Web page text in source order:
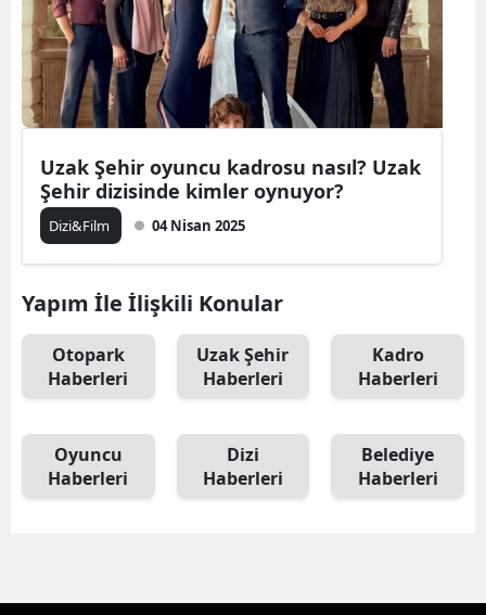
Uzak Şehir oyuncu kadrosu nasıl? Uzak
Şehir dizisinde kimler oynuyor?
Dizi&Film 04 Nisan 2025
Yapım İle İlişkili Konular
Otopark
Haberleri
Uzak Şehir
Haberleri
Kadro
Haberleri
Oyuncu
Haberleri
Dizi
Haberleri
Belediye
Haberleri